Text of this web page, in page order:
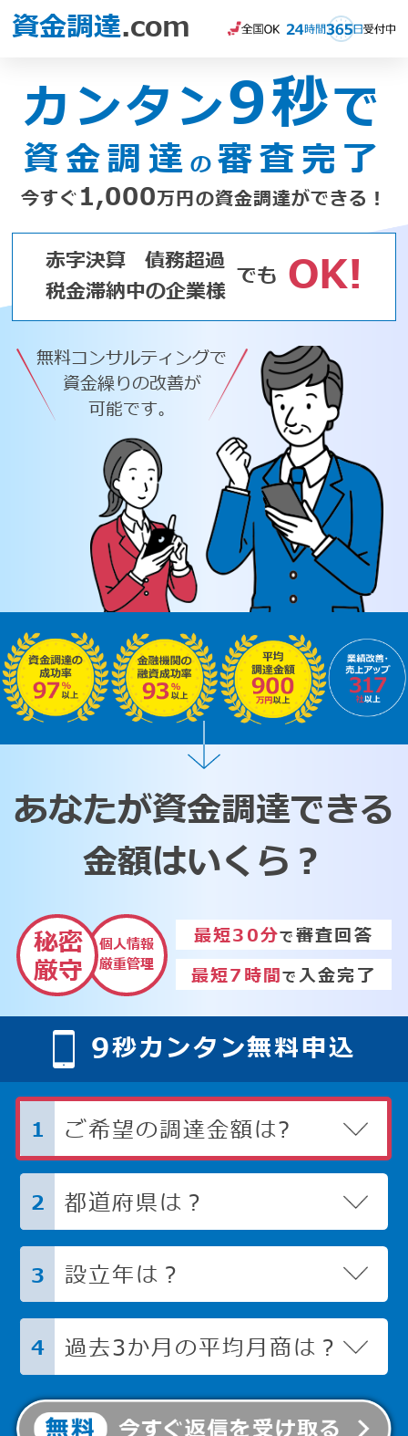
資金調達.com
カンタン9秒で
資金調達 の審査完了
今すぐ1,000万円の資金調達ができる！
赤字決算
債務超過
税金滞納中の企業様 でも OK!
無料コンサルティングで
資金繰りの改善が
可能です。
あなたが資金調達できる
金額はいくら？
秘密
厳守
個人情報
厳重管理
最短30分で審査回答
最短7時間で入金完了
9秒カンタン無料申込
1 ご希望の調達金額は?
2 都道府県は？
3 設立年は？
4 過去3か月の平均月商は？